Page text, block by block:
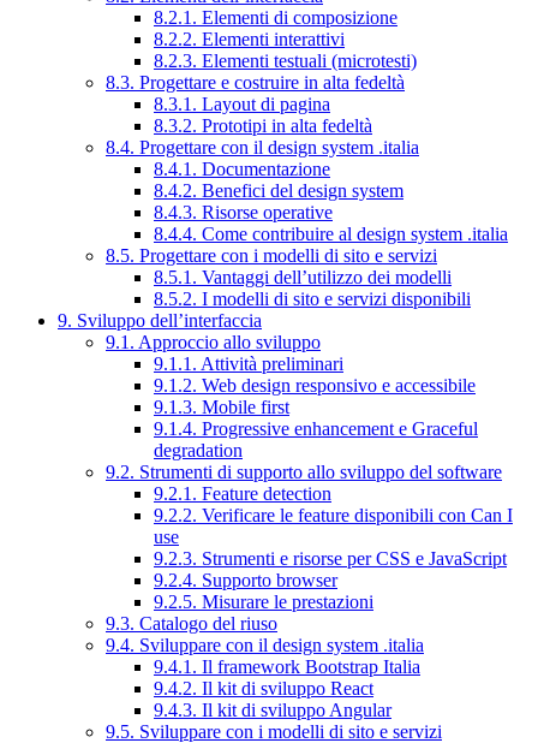
8.2.1. Elementi di composizione
8.2.2. Elementi interattivi
8.2.3. Elementi testuali (microtesti)
8.3. Progettare e costruire in alta fedeltà
8.3.1. Layout di pagina
8.3.2. Prototipi in alta fedeltà
8.4. Progettare con il design system .italia
8.4.1. Documentazione
8.4.2. Benefici del design system
8.4.3. Risorse operative
8.4.4. Come contribuire al design system .italia
8.5. Progettare con i modelli di sito e servizi
8.5.1. Vantaggi dell’utilizzo dei modelli
8.5.2. I modelli di sito e servizi disponibili
9. Sviluppo dell’interfaccia
9.1. Approccio allo sviluppo
9.1.1. Attività preliminari
9.1.2. Web design responsivo e accessibile
9.1.3. Mobile first
9.1.4. Progressive enhancement e Graceful
degradation
9.2. Strumenti di supporto allo sviluppo del software
9.2.1. Feature detection
9.2.2. Verificare le feature disponibili con Can I
use
9.2.3. Strumenti e risorse per CSS e JavaScript
9.2.4. Supporto browser
9.2.5. Misurare le prestazioni
9.3. Catalogo del riuso
9.4. Sviluppare con il design system .italia
9.4.1. Il framework Bootstrap Italia
9.4.2. Il kit di sviluppo React
9.4.3. Il kit di sviluppo Angular
9.5. Sviluppare con i modelli di sito e servizi